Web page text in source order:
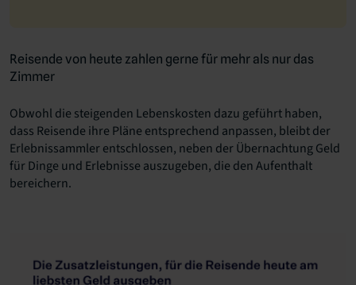
Reisende von heute zahlen gerne für mehr als nur das
Zimmer
Obwohl die steigenden Lebenskosten dazu geführt haben,
dass Reisende ihre Pläne entsprechend anpassen, bleibt der
Erlebnissammler entschlossen, neben der Übernachtung Geld
für Dinge und Erlebnisse auszugeben, die den Aufenthalt
bereichern.